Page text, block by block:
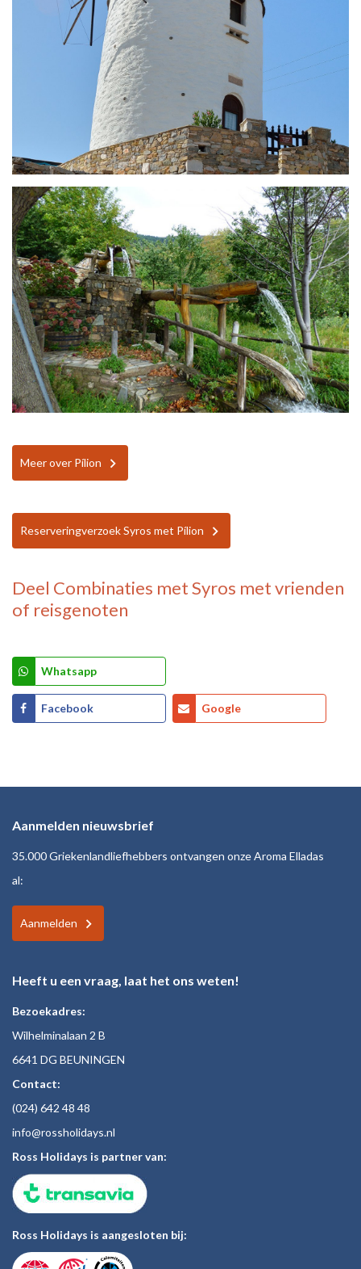
Meer over Pílion
Reserveringverzoek Syros met Pílion
Deel Combinaties met Syros met vrienden
of reisgenoten
Whatsapp
Facebook Google
Aanmelden nieuwsbrief
35.000 Griekenlandliefhebbers ontvangen onze Aroma Elladas
al:
Aanmelden
Heeft u een vraag, laat het ons weten!
Bezoekadres:
Wilhelminalaan 2 B
6641 DG BEUNINGEN
Contact:
(024) 642 48 48
info@rossholidays.nl
Ross Holidays is partner van:
Ross Holidays is aangesloten bij: